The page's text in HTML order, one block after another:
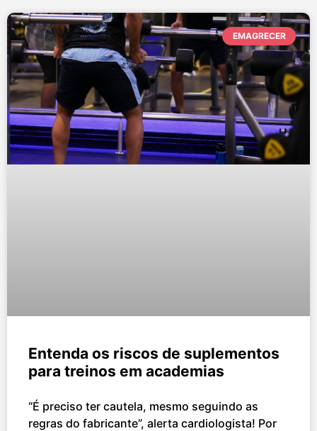
EMAGRECER
Entenda os riscos de suplementos
para treinos em academias
“É preciso ter cautela, mesmo seguindo as
regras do fabricante”, alerta cardiologista! Por